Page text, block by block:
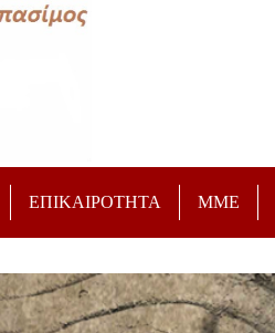
ΕΠΙΚΑΙΡΟΤΗΤΑ ΜΜΕ